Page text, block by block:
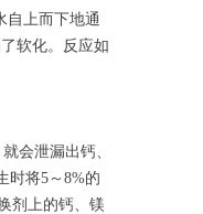
上而下地通
软化。反应如
会泄漏出钙、
时将5～8%的
剂上的钙、镁